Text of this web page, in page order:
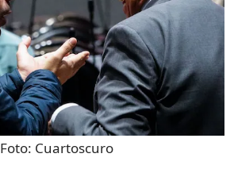
Foto: Cuartoscuro